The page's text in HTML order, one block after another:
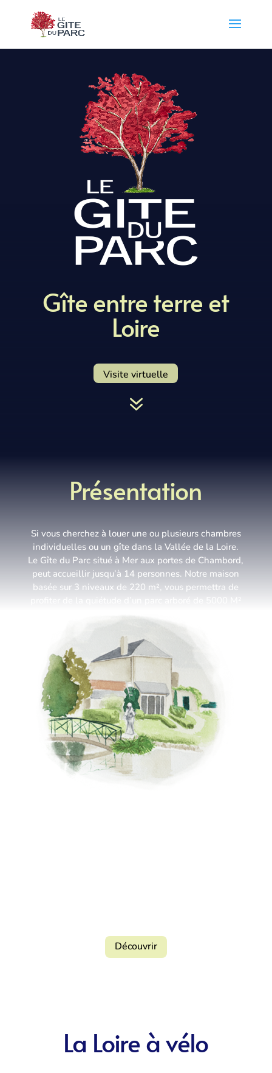
Gîte entre terre et
Loire
Visite virtuelle
7
Présentation
Si vous cherchez à louer une ou plusieurs chambres
individuelles ou un gîte dans la Vallée de la Loire.
Le Gîte du Parc situé à Mer aux portes de Chambord,
peut accueillir jusqu’à 14 personnes. Notre maison
basée sur 3 niveaux de 220 m², vous permettra de
Idéalement situé sur l’itinéraire de la «Loire à vélo»
et des châteaux de la Loire vous pourrez également,
profiter de votre séjour pour aller visiter le Zoo Parc
de Beauval (40 km), visiter les jardins de Chaumont
(30 km) et découvrir notre belle Sologne.
Découvrir
La Loire à vélo